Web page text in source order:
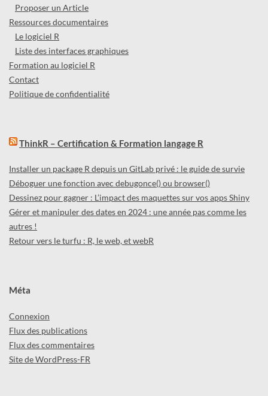
Proposer un Article
Ressources documentaires
Le logiciel R
Liste des interfaces graphiques
Formation au logiciel R
Contact
Politique de confidentialité
ThinkR – Certification & Formation langage R
Installer un package R depuis un GitLab privé : le guide de survie
Déboguer une fonction avec debugonce() ou browser()
Dessinez pour gagner : L’impact des maquettes sur vos apps Shiny
Gérer et manipuler des dates en 2024 : une année pas comme les
autres !
Retour vers le turfu : R, le web, et webR
Méta
Connexion
Flux des publications
Flux des commentaires
Site de WordPress-FR